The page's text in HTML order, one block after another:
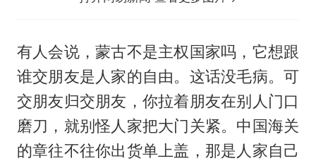
有人会说，蒙古不是主权国家吗，它想跟
谁交朋友是人家的自由。这话没毛病。可
交朋友归交朋友，你拉着朋友在别人门口
磨刀，就别怪人家把大门关紧。中国海关
的章往不往你出货单上盖，那是人家自己